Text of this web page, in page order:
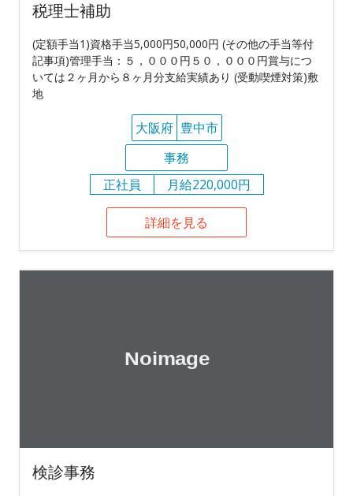
税理士補助
(定額手当1)資格手当5,000円50,000円 (その他の手当等付
記事項)管理手当：５，０００円５０，０００円賞与につ
いては２ヶ月から８ヶ月分支給実績あり (受動喫煙対策)敷
地
大阪府 豊中市
事務
正社員
月給220,000円
詳細を見る
検診事務